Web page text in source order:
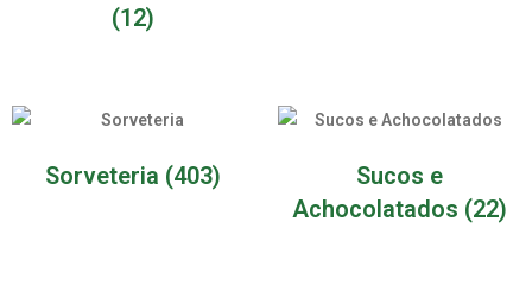
(12)
Sorveteria (403)
Sucos e
Achocolatados (22)